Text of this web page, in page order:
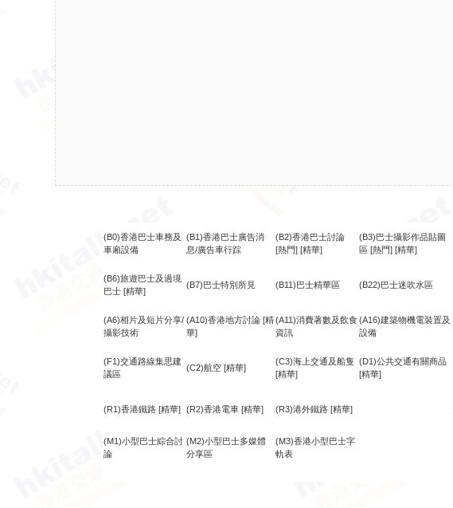
(B0)香港巴士車務及
車廂設備
(B1)香港巴士廣告消
息/廣告車行踪
(B2)香港巴士討論
[熱門] [精華]
(B3)巴士攝影作品貼圖
區 [熱門] [精華]
(B6)旅遊巴士及過境
巴士 [精華]
(B7)巴士特別所見 (B11)巴士精華區 (B22)巴士迷吹水區
(A6)相片及短片分享/
攝影技術
(A10)香港地方討論 [精
華]
(A11)消費著數及飲食
資訊
(A16)建築物機電裝置及
設備
(F1)交通路線集思建
議區
(C2)航空 [精華]
(C3)海上交通及船隻
[精華]
(D1)公共交通有關商品
[精華]
(R1)香港鐵路 [精華] (R2)香港電車 [精華] (R3)港外鐵路 [精華]
(M1)小型巴士綜合討
論
(M2)小型巴士多媒體
分享區
(M3)香港小型巴士字
軌表